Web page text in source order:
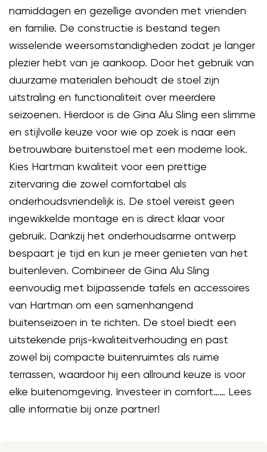
namiddagen en gezellige avonden met vrienden
en familie. De constructie is bestand tegen
wisselende weersomstandigheden zodat je langer
plezier hebt van je aankoop. Door het gebruik van
duurzame materialen behoudt de stoel zijn
uitstraling en functionaliteit over meerdere
seizoenen. Hierdoor is de Gina Alu Sling een slimme
en stijlvolle keuze voor wie op zoek is naar een
betrouwbare buitenstoel met een moderne look.
Kies Hartman kwaliteit voor een prettige
zitervaring die zowel comfortabel als
onderhoudsvriendelijk is. De stoel vereist geen
ingewikkelde montage en is direct klaar voor
gebruik. Dankzij het onderhoudsarme ontwerp
bespaart je tijd en kun je meer genieten van het
buitenleven. Combineer de Gina Alu Sling
eenvoudig met bijpassende tafels en accessoires
van Hartman om een samenhangend
buitenseizoen in te richten. De stoel biedt een
uitstekende prijs-kwaliteitverhouding en past
zowel bij compacte buitenruimtes als ruime
terrassen, waardoor hij een allround keuze is voor
elke buitenomgeving. Investeer in comfort…… Lees
alle informatie bij onze partner!